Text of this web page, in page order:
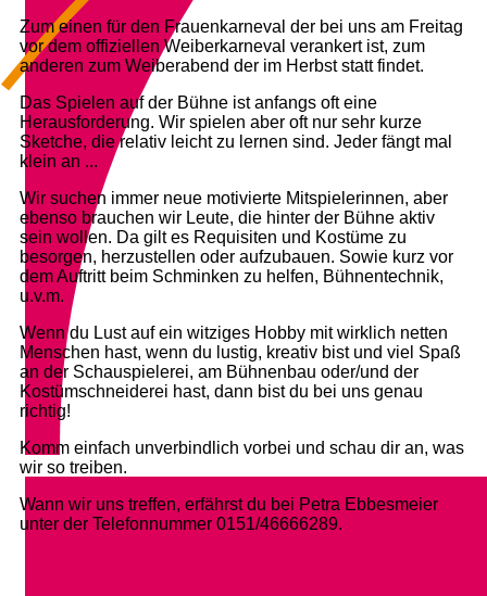
Zum einen für den Frauenkarneval der bei uns am Freitag
vor dem offiziellen Weiberkarneval verankert ist, zum
anderen zum Weiberabend der im Herbst statt findet.
Das Spielen auf der Bühne ist anfangs oft eine
Herausforderung. Wir spielen aber oft nur sehr kurze
Sketche, die relativ leicht zu lernen sind. Jeder fängt mal
klein an ...
Wir suchen immer neue motivierte Mitspielerinnen, aber
ebenso brauchen wir Leute, die hinter der Bühne aktiv
sein wollen. Da gilt es Requisiten und Kostüme zu
besorgen, herzustellen oder aufzubauen. Sowie kurz vor
dem Auftritt beim Schminken zu helfen, Bühnentechnik,
u.v.m.
Wenn du Lust auf ein witziges Hobby mit wirklich netten
Menschen hast, wenn du lustig, kreativ bist und viel Spaß
an der Schauspielerei, am Bühnenbau oder/und der
Kostümschneiderei hast, dann bist du bei uns genau
richtig!
Komm einfach unverbindlich vorbei und schau dir an, was
wir so treiben.
Wann wir uns treffen, erfährst du bei Petra Ebbesmeier
unter der Telefonnummer 0151/46666289.